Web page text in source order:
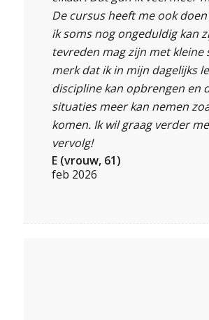
De cursus heeft me ook
ik soms nog ongeduldig kan
tevreden mag zijn met kleine
merk dat ik in mijn dagelijks
discipline kan opbrengen en
situaties meer kan nemen
komen. Ik wil graag verder
vervolg!
E (vrouw, 61)
feb 2026